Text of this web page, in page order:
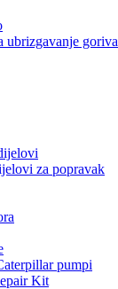
ubrizgavanje goriva
za popravak
pumpi
Kit